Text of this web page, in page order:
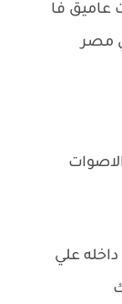
عاميق فا
مصر
علي